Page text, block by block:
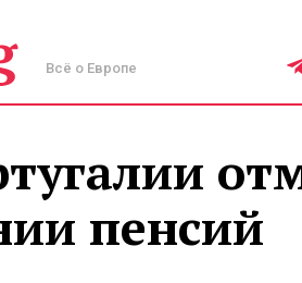
Всё о Европе
пенсий